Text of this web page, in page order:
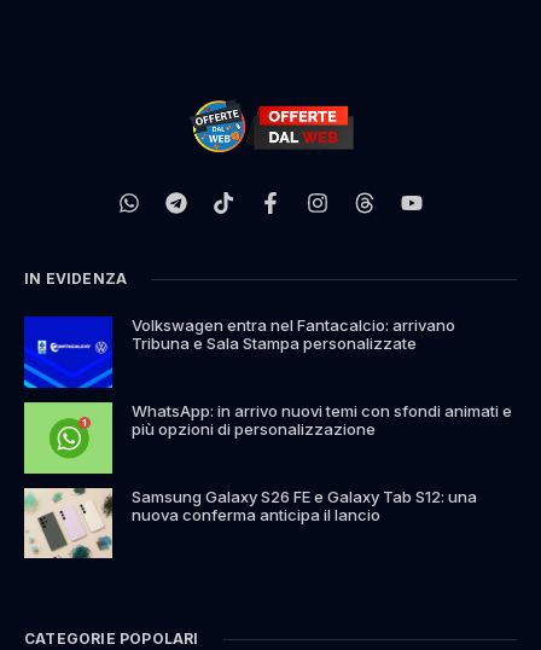
IN EVIDENZA
Volkswagen entra nel Fantacalcio: arrivano
Tribuna e Sala Stampa personalizzate
WhatsApp: in arrivo nuovi temi con sfondi animati e
più opzioni di personalizzazione
Samsung Galaxy S26 FE e Galaxy Tab S12: una
nuova conferma anticipa il lancio
CATEGORIE POPOLARI